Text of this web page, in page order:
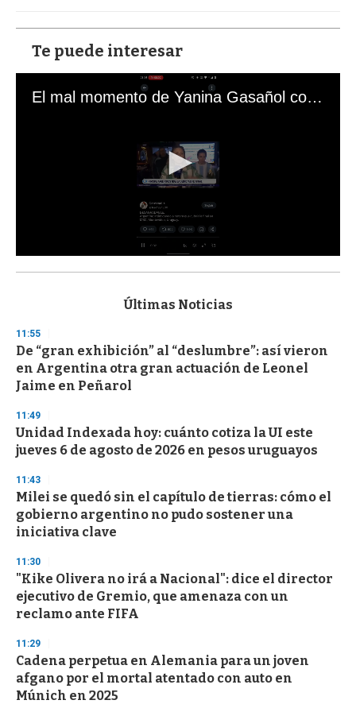
Te puede interesar
El mal momento de Yanina Gasañol con un hincha argentino en "Subrayado"
s
d
s
o
f
3
s
e
c
o
d
s
Últimas Noticias
11:55
De “gran exhibición” al “deslumbre”: así vieron
en Argentina otra gran actuación de Leonel
Jaime en Peñarol
11:49
Unidad Indexada hoy: cuánto cotiza la UI este
jueves 6 de agosto de 2026 en pesos uruguayos
11:43
Milei se quedó sin el capítulo de tierras: cómo el
gobierno argentino no pudo sostener una
iniciativa clave
11:30
"Kike Olivera no irá a Nacional": dice el director
ejecutivo de Gremio, que amenaza con un
reclamo ante FIFA
11:29
Cadena perpetua en Alemania para un joven
afgano por el mortal atentado con auto en
Múnich en 2025